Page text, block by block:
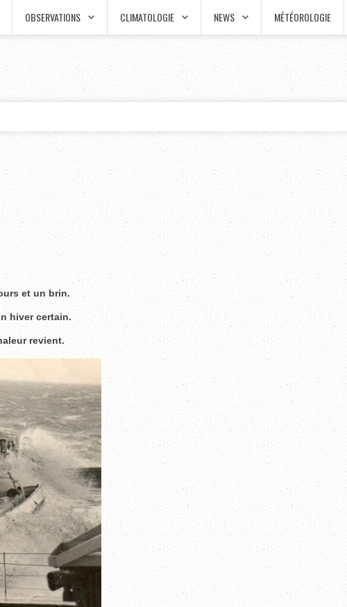
OBSERVATIONS CLIMATOLOGIE NEWS MÉTÉOROLOGIE
et un brin.
hiver certain.
revient.